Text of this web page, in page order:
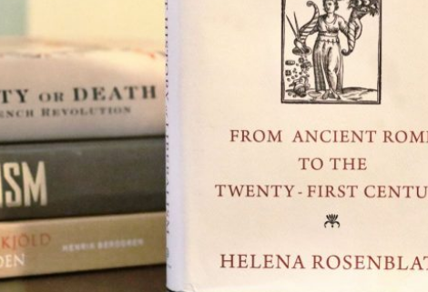
Historia material de los libros
Lagunas mentales
Libros
Personaje
Personajes
Política